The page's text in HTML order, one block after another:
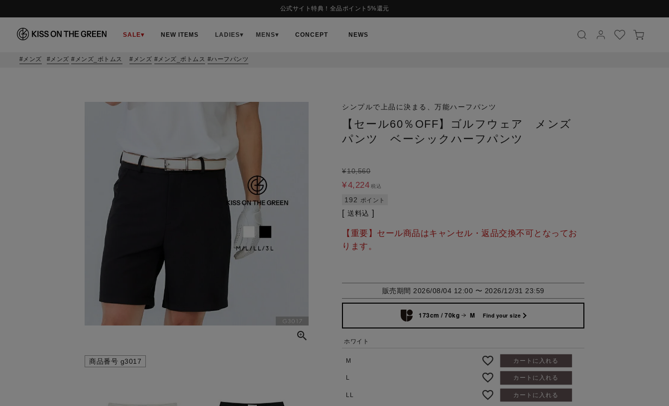
公式サイト特典！全品ポイント5%還元
SALE▾ NEW ITEMS LADIES▾ MENS▾ CONCEPT NEWS
メンズ メンズ メンズ_ボトムス メンズ メンズ_ボトムス ハーフパンツ
商品番号 g3017
シンプルで上品に決まる、万能ハーフパンツ
【セール60％OFF】ゴルフウェア メンズ
パンツ ベーシックハーフパンツ
¥10,560
¥4,224 税込
192 ポイント
送料込
【重要】セール商品はキャンセル・返品交換不可となってお
ります。
販売期間 2026/08/04 12:00 〜 2026/12/31 23:59
173cm / 70kg M Find your size
ホワイト
M カートに入れる
L カートに入れる
LL カートに入れる